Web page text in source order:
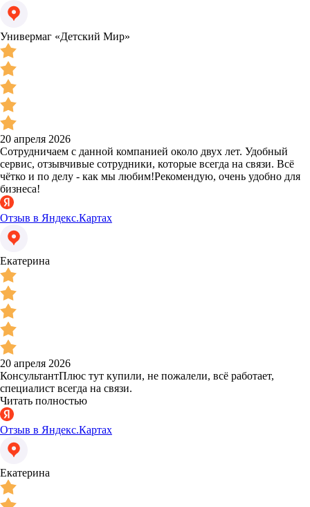
Универмаг «Детский Мир»
20 апреля 2026
Сотрудничаем с данной компанией около двух лет. Удобный
сервис, отзывчивые сотрудники, которые всегда на связи. Всё
чётко и по делу - как мы любим!Рекомендую, очень удобно для
бизнеса!
Отзыв в Яндекс.Картах
Екатерина
20 апреля 2026
КонсультантПлюс тут купили, не пожалели, всё работает,
специалист всегда на связи.
Читать полностью
Отзыв в Яндекс.Картах
Екатерина